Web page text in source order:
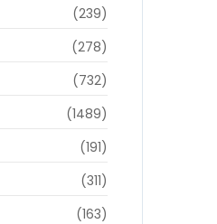
(239)
(278)
(732)
(1489)
(191)
(311)
(163)